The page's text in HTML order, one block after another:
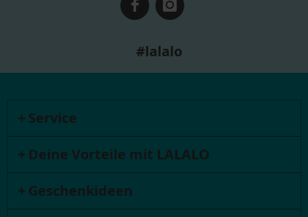
#lalalo
Service
Deine Vorteile mit LALALO
Geschenkideen